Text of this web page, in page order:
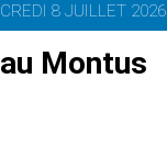
8 JUILLET 2026
Montus